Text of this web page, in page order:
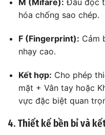
hóa chống sao chép.
F (Fingerprint): Cảm
nhạy cao.
Kết hợp: Cho phép
mặt + Vân tay hoặc
vực đặc biệt quan
4. Thiết kế bền bỉ và